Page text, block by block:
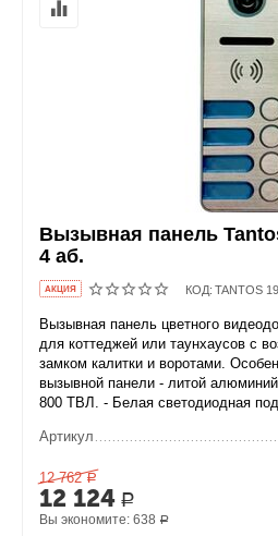
Вызывная панель
4 аб.
AКЦИЯ КОД: TANTOS
Вызывная панель цветного
для коттеджей или таунхаусов с
замком калитки и воротами.
вызывной панели - литой
800 ТВЛ. - Белая светодиодная
Артикул
12 762 Р
12 124 Р
Вы экономите:638 Р